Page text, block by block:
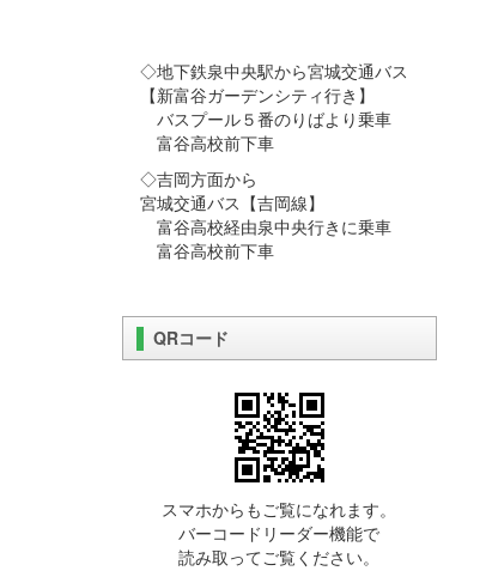
◇地下鉄泉中央駅から宮城交通バス
【新富谷ガーデンシティ行き】
バスプール５番のりばより乗車
富谷高校前下車
◇吉岡方面から
宮城交通バス【吉岡線】
富谷高校経由泉中央行きに乗車
富谷高校前下車
QRコード
スマホからもご覧になれます。
バーコードリーダー機能で
読み取ってご覧ください。